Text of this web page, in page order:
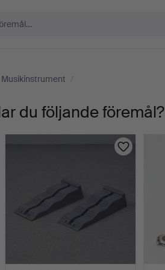
Musikinstrument /
du följande föremål?